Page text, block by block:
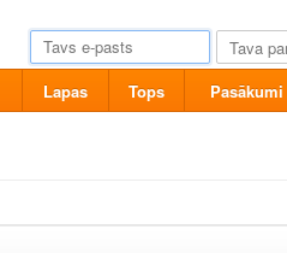
Lapas Tops Pasākumi